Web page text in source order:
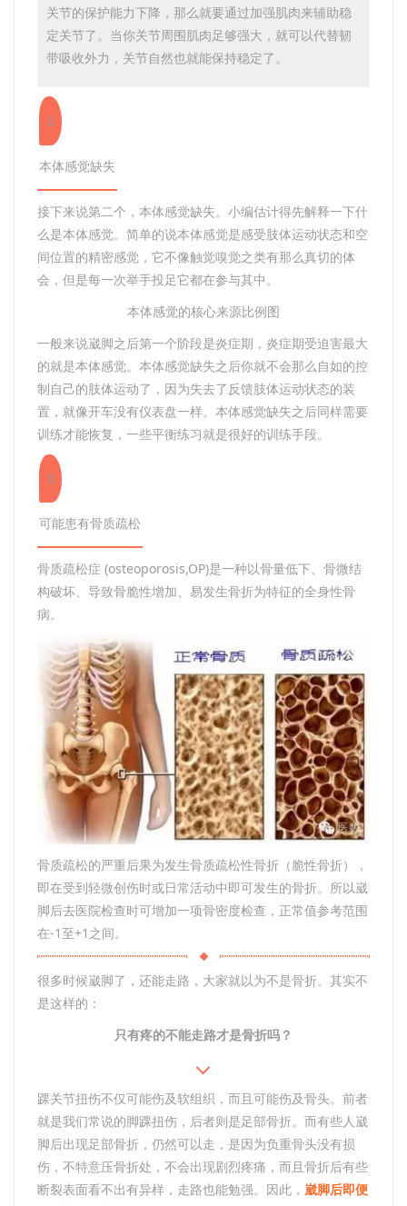
关节的保护能力下降，那么就要通过加强肌肉来辅助稳
定关节了。当你关节周围肌肉足够强大，就可以代替韧
带吸收外力，关节自然也就能保持稳定了。
2
本体感觉缺失
接下来说第二个，本体感觉缺失。小编估计得先解释一下什
么是本体感觉。简单的说本体感觉是感受肢体运动状态和空
间位置的精密感觉，它不像触觉嗅觉之类有那么真切的体
会，但是每一次举手投足它都在参与其中。
本体感觉的核心来源比例图
一般来说崴脚之后第一个阶段是炎症期，炎症期受迫害最大
的就是本体感觉。本体感觉缺失之后你就不会那么自如的控
制自己的肢体运动了，因为失去了反馈肢体运动状态的装
置，就像开车没有仪表盘一样。本体感觉缺失之后同样需要
训练才能恢复，一些平衡练习就是很好的训练手段。
3
可能患有骨质疏松
骨质疏松症 (osteoporosis,OP)是一种以骨量低下、骨微结
构破坏、导致骨脆性增加、易发生骨折为特征的全身性骨
病。
骨质疏松的严重后果为发生骨质疏松性骨折（脆性骨折），
即在受到轻微创伤时或日常活动中即可发生的骨折。所以崴
脚后去医院检查时可增加一项骨密度检查，正常值参考范围
在-1至+1之间。
很多时候崴脚了，还能走路，大家就以为不是骨折。其实不
是这样的：
只有疼的不能走路才是骨折吗？
踝关节扭伤不仅可能伤及软组织，而且可能伤及骨头。前者
就是我们常说的脚踝扭伤，后者则是足部骨折。而有些人崴
脚后出现足部骨折，仍然可以走，是因为负重骨头没有损
伤，不特意压骨折处，不会出现剧烈疼痛，而且骨折后有些
断裂表面看不出有异样，走路也能勉强。因此， 崴脚后即便